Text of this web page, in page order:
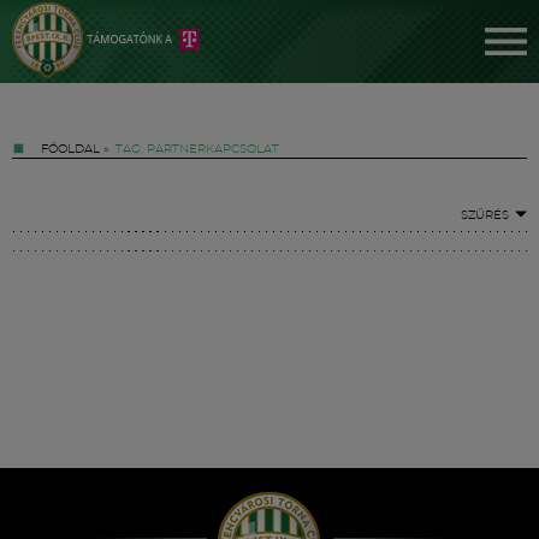
FŐOLDAL » TAG: PARTNERKAPCSOLAT
SZŰRÉS
Hírek